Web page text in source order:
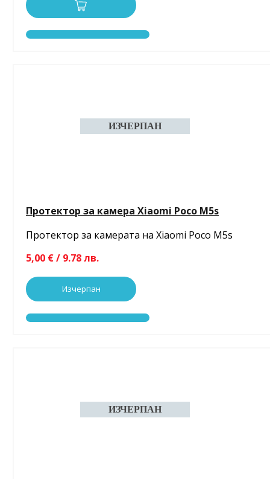
Протектор за камера Xiaomi Poco M5s
Протектор за камерата на Xiaomi Poco M5s
5,00 € / 9.78 лв.
Изчерпан